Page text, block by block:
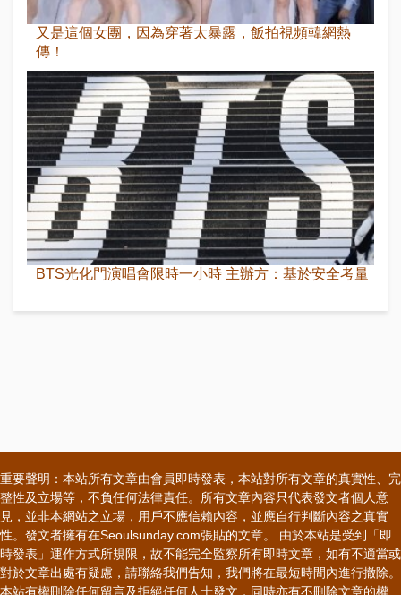
又是這個女團，因為穿著太暴露，飯拍視頻韓網熱
傳！
BTS光化門演唱會限時一小時 主辦方：基於安全考量
重要聲明：本站所有文章由會員即時發表，本站對所有文章的真實性、完
整性及立場等，不負任何法律責任。所有文章內容只代表發文者個人意
見，並非本網站之立場，用戶不應信賴內容，並應自行判斷內容之真實
性。發文者擁有在Seoulsunday.com張貼的文章。 由於本站是受到「即
時發表」運作方式所規限，故不能完全監察所有即時文章，如有不適當或
對於文章出處有疑慮，請聯絡我們告知，我們將在最短時間內進行撤除。
本站有權刪除任何留言及拒絕任何人士發文，同時亦有不刪除文章的權